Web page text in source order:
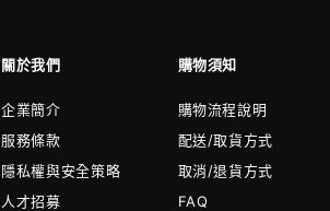
關於我們 購物須知
企業簡介
服務條款
隱私權與安全策略
人才招募
購物流程說明
配送/取貨方式
取消/退貨方式
FAQ